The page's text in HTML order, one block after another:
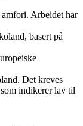
Arbeidet har
basert på
Det kreves
indikerer lav til